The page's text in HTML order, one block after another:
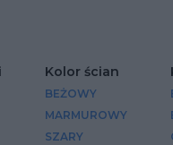
Kolor ścian
BEŻOWY
MARMUROWY
SZARY